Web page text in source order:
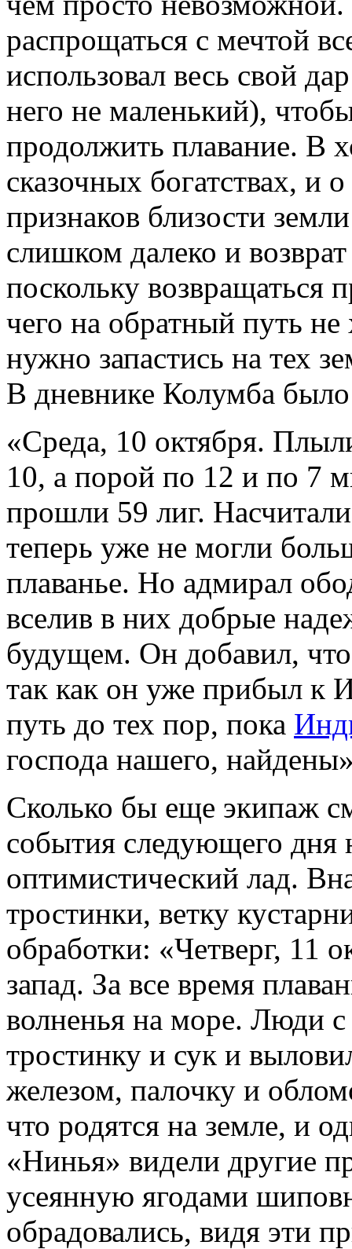
распрощаться с мечтой
использовал весь свой
него не маленький),
продолжить плавание. В
сказочных богатствах, и
признаков близости
слишком далеко и
поскольку возвращаться
чего на обратный путь
нужно запастись на тех
В дневнике Колумба
«Среда, 10 октября.
10, а порой по 12 и по 7
прошли 59 лиг.
теперь уже не могли
плаванье. Но адмирал
вселив в них добрые
будущем. Он добавил,
так как он уже прибыл к
путь до тех пор, пока
господа нашего,
Сколько бы еще экипаж
события следующего дня
оптимистический лад.
тростинки, ветку
обработки: «Четверг, 11
запад. За все время
волненья на море. Люди
тростинку и сук и
железом, палочку и
что родятся на земле, и
«Нинья» видели другие
усеянную ягодами
обрадовались, видя эти